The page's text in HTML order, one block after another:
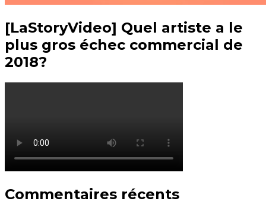
[LaStoryVideo] Quel artiste a le
plus gros échec commercial de
2018?
Commentaires récents